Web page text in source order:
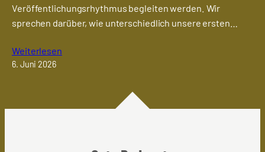
Veröffentlichungsrhythmus begleiten werden. Wir
sprechen darüber, wie unterschiedlich unsere ersten…
Weiterlesen
6. Juni 2026